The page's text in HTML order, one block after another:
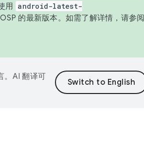
用 android-latest-
的最新版本。如需了解详情，请参阅
。AI 翻译可